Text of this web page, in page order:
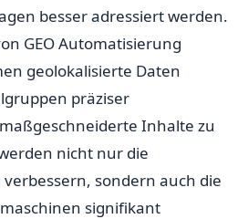
besser adressiert werden.
GEO Automatisierung
geolokalisierte Daten
präziser
Inhalte zu
nicht nur die
sondern auch die
signifikant